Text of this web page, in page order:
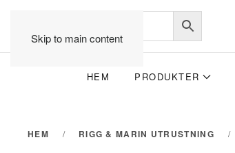
Skip to main content
HEM PRODUKTER
HEM RIGG & MARIN UTRUSTNING